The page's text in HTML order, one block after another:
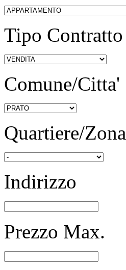
Tipo Contratto
Comune/Citta'
Quartiere/Zona
Indirizzo
Prezzo Max.